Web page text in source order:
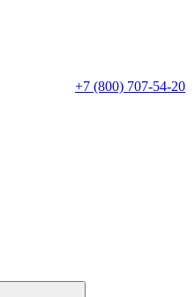
+7 (800) 707-54-20